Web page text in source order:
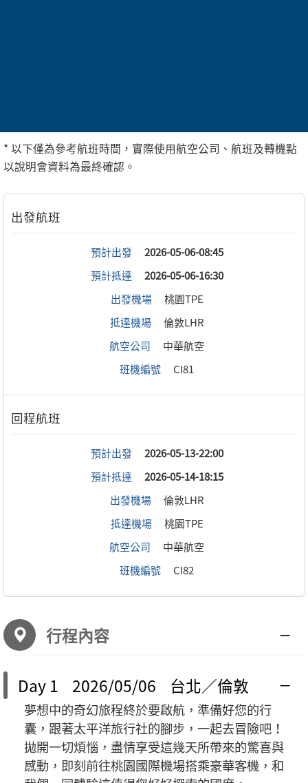
* 以下僅為參考航班時間，實際使用航空公司、航班及轉機點
以說明會資料為最終確認。
預計出發
2026-05-06-08:45
預計抵達
2026-05-06-16:30
出發機場
桃園TPE
抵達機場
倫敦LHR
航空公司
中華航空
班機編號
CI81
預計出發
2026-05-13-22:00
預計抵達
2026-05-14-18:15
出發機場
倫敦LHR
抵達機場
桃園TPE
航空公司
中華航空
班機編號
CI82
行程內容
Day 1 2026/05/06 台北／倫敦
夢想中的奇幻旅程終於要啟航，準備好您的行
囊，跟著太平洋旅行社的腳步，一起去冒險吧！
拋開一切煩惱，盡情享受這幾天所帶來的驚喜與
感動，即刻前往桃園國際機場搭乘豪華客機，和